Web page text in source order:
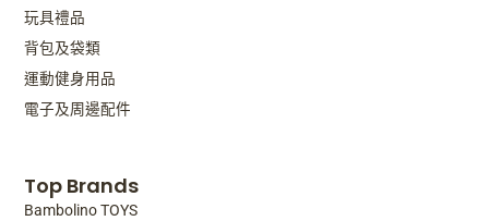
Top Brands
Bambolino TOYS
玩具禮品
背包及袋類
運動健身用品
電子及周邊配件